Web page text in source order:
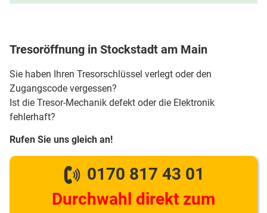
Tresoröffnung in Stockstadt am Main
Sie haben Ihren Tresorschlüssel verlegt oder den
Zugangscode vergessen?
Ist die Tresor-Mechanik defekt oder die Elektronik
fehlerhaft?
Rufen Sie uns gleich an!
0170 817 43 01
Durchwahl direkt zum